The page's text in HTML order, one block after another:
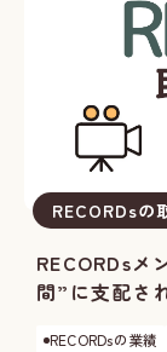
RECORDsの
RECORDsメ
間”に支配さ
RECORDsの業績